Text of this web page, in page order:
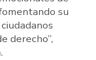
su
derecho”,